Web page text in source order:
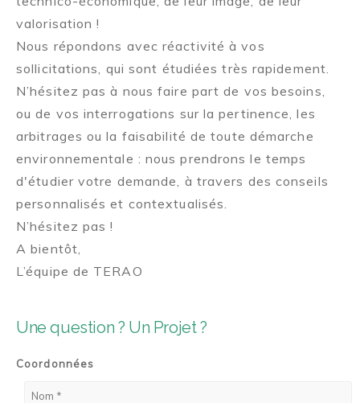
Une question ? Un Projet ?
Coordonnées
valorisation !
Nous répondons avec réactivité à vos
sollicitations, qui sont étudiées très rapidement.
N’hésitez pas à nous faire part de vos besoins,
ou de vos interrogations sur la pertinence, les
arbitrages ou la faisabilité de toute démarche
environnementale : nous prendrons le temps
d'étudier votre demande, à travers des conseils
personnalisés et contextualisés.
N’hésitez pas !
A bientôt,
L’équipe de TERAO